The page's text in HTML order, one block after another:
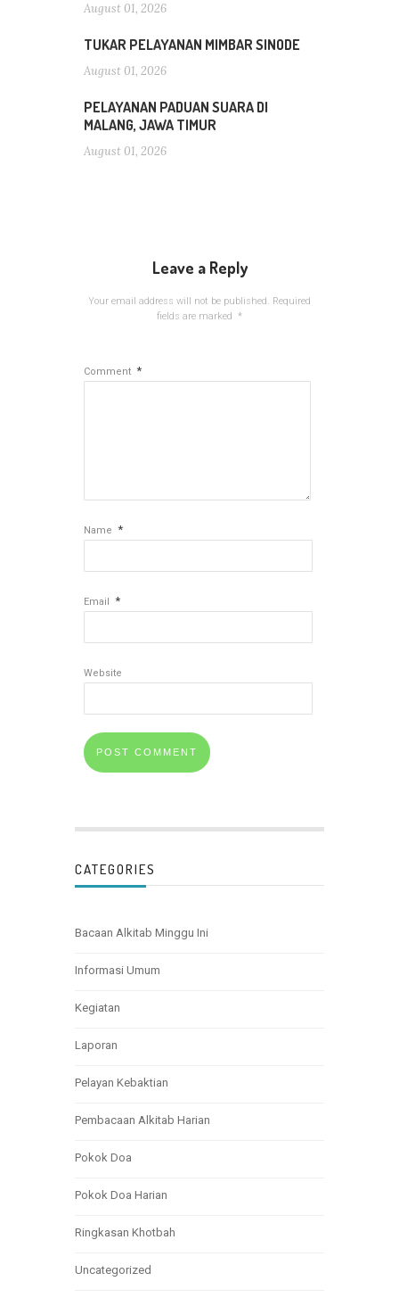
August 01, 2026
TUKAR PELAYANAN MIMBAR SINODE
August 01, 2026
PELAYANAN PADUAN SUARA DI
MALANG, JAWA TIMUR
August 01, 2026
Leave a Reply
Your email address will not be published. Required
fields are marked *
Comment *
Name *
Email *
Website
CATEGORIES
Bacaan Alkitab Minggu Ini
Informasi Umum
Kegiatan
Laporan
Pelayan Kebaktian
Pembacaan Alkitab Harian
Pokok Doa
Pokok Doa Harian
Ringkasan Khotbah
Uncategorized